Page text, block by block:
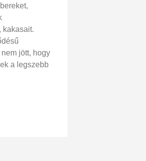
kakasait.
jött, hogy
a legszebb